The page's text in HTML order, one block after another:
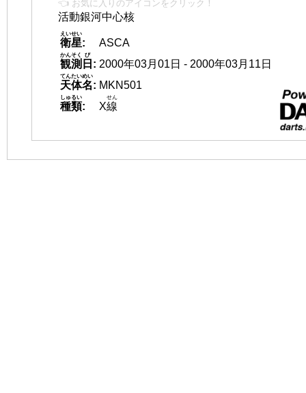
👈 お気に入りのアイコンをクリック！
活動銀河中心核
衛星
えいせい
:
ASCA
観測
かんそく
日
び
: 2000年03月01日 - 2000年03月11日
天体名
てんたいめい
: MKN501
種類
しゅるい
: X線
せん